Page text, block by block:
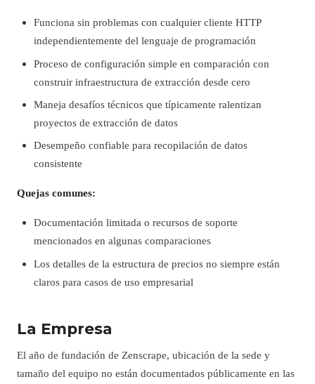
Funciona sin problemas con cualquier cliente HTTP
independientemente del lenguaje de programación
Proceso de configuración simple en comparación con
construir infraestructura de extracción desde cero
Maneja desafíos técnicos que típicamente ralentizan
proyectos de extracción de datos
Desempeño confiable para recopilación de datos
consistente
Quejas comunes:
Documentación limitada o recursos de soporte
mencionados en algunas comparaciones
Los detalles de la estructura de precios no siempre están
claros para casos de uso empresarial
La Empresa
El año de fundación de Zenscrape, ubicación de la sede y
tamaño del equipo no están documentados públicamente en las